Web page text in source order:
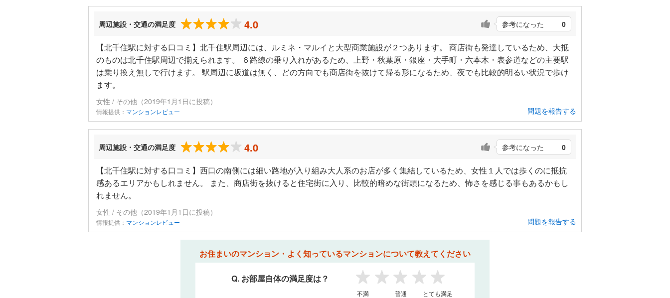
周辺施設・交通の満足度 4.0 参考になった 0
【北千住駅に対する口コミ】北千住駅周辺には、ルミネ・マルイと大型商業施設が２つあります。 商店街も発達しているため、大抵
のものは北千住駅周辺で揃えられます。 ６路線の乗り入れがあるため、上野・秋葉原・銀座・大手町・六本木・表参道などの主要駅
は乗り換え無しで行けます。 駅周辺に坂道は無く、どの方向でも商店街を抜けて帰る形になるため、夜でも比較的明るい状況で歩け
ます。
女性 / その他（2019年1月1日に投稿）
情報提供： マンションレビュー 問題を報告する
周辺施設・交通の満足度 4.0 参考になった 0
【北千住駅に対する口コミ】西口の南側には細い路地が入り組み大人系のお店が多く集結しているため、女性１人では歩くのに抵抗
感あるエリアかもしれません。 また、商店街を抜けると住宅街に入り、比較的暗めな街頭になるため、怖さを感じる事もあるかもし
れません。
女性 / その他（2019年1月1日に投稿）
情報提供： マンションレビュー 問題を報告する
お住まいのマンション・よく知っているマンションについて教えてください
Q. お部屋自体の満足度は？
1 2 3 4 5
不満 普通 とても満足